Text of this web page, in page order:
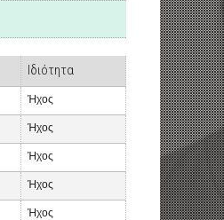
Ιδιότητα
Ήχος
Ήχος
Ήχος
Ήχος
Ήχος